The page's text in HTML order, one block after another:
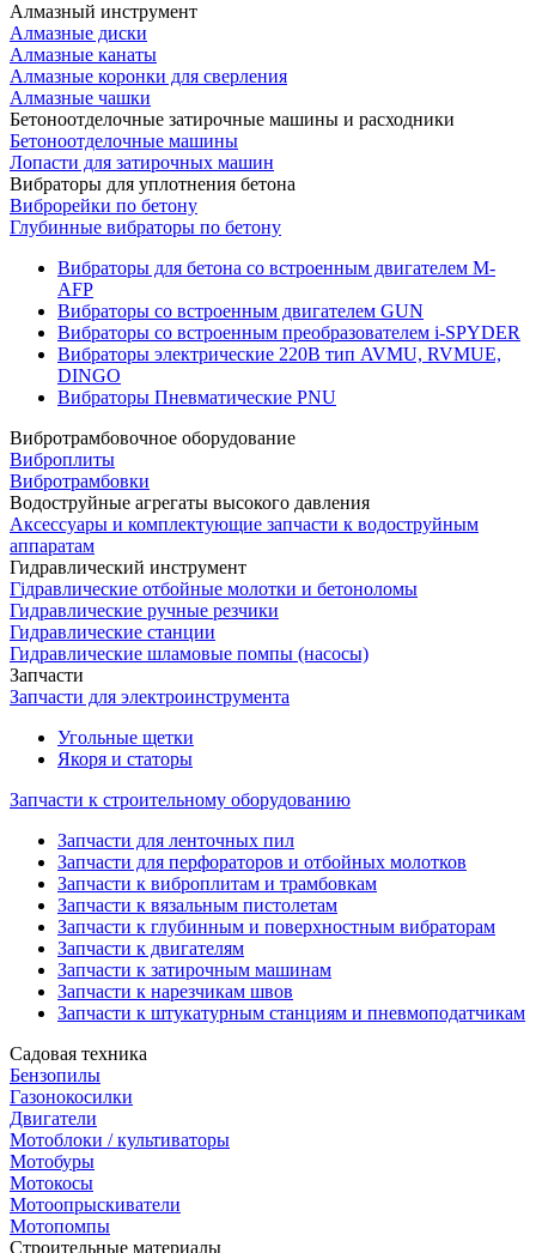
Алмазный инструмент
Алмазные диски
Алмазные канаты
Алмазные коронки для сверления
Алмазные чашки
Бетоноотделочные затирочные машины и расходники
Бетоноотделочные машины
Лопасти для затирочных машин
Вибраторы для уплотнения бетона
Виброрейки по бетону
Глубинные вибраторы по бетону
Вибраторы для бетона со встроенным двигателем M-
AFP
Вибраторы со встроенным двигателем GUN
Вибраторы со встроенным преобразователем i-SPYDER
Вибраторы электрические 220B тип AVMU, RVMUE,
DINGO
Вибраторы Пневматические PNU
Вибротрамбовочное оборудование
Виброплиты
Вибротрамбовки
Водоструйные агрегаты высокого давления
Аксессуары и комплектующие запчасти к водоструйным
аппаратам
Гидравлический инструмент
Гідравлические отбойные молотки и бетоноломы
Гидравлические ручные резчики
Гидравлические станции
Гидравлические шламовые помпы (насосы)
Запчасти
Запчасти для электроинструмента
Угольные щетки
Якоря и статоры
Запчасти к строительному оборудованию
Запчасти для ленточных пил
Запчасти для перфораторов и отбойных молотков
Запчасти к виброплитам и трамбовкам
Запчасти к вязальным пистолетам
Запчасти к глубинным и поверхностным вибраторам
Запчасти к двигателям
Запчасти к затирочным машинам
Запчасти к нарезчикам швов
Запчасти к штукатурным станциям и пневмоподатчикам
Садовая техника
Бензопилы
Газонокосилки
Двигатели
Мотоблоки / культиваторы
Мотобуры
Мотокосы
Мотоопрыскиватели
Мотопомпы
Строительные материалы